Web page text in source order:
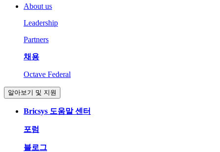
About us
Leadership
Partners
채용
Octave Federal
알아보기 및 지원
Bricsys 도움말 센터
포럼
블로그